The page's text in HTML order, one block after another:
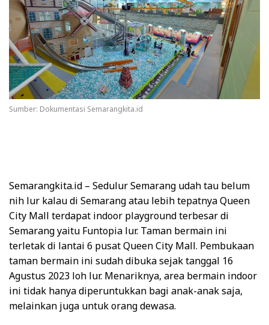
Sumber: Dokumentasi Semarangkita.id
Semarangkita.id – Sedulur Semarang udah tau belum
nih lur kalau di Semarang atau lebih tepatnya Queen
City Mall terdapat indoor playground terbesar di
Semarang yaitu Funtopia lur. Taman bermain ini
terletak di lantai 6 pusat Queen City Mall. Pembukaan
taman bermain ini sudah dibuka sejak tanggal 16
Agustus 2023 loh lur. Menariknya, area bermain indoor
ini tidak hanya diperuntukkan bagi anak-anak saja,
melainkan juga untuk orang dewasa.